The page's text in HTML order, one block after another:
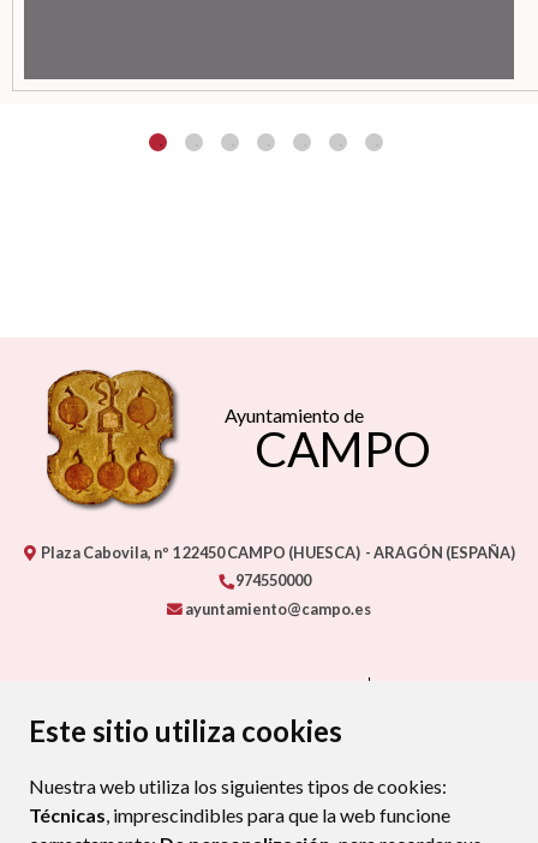
Este sitio utiliza cookies
Nuestra web utiliza los siguientes tipos de cookies:
Técnicas, imprescindibles para que la web funcione
Ayuntamiento de
CAMPO
Plaza Cabovila, nº 122450 CAMPO (HUESCA) - ARAGÓN (ESPAÑA)
974550000
ayuntamiento@campo.es
AVISO LEGAL
PROTECCIÓN DE DATOS
POLÍTICA DE COOKIES